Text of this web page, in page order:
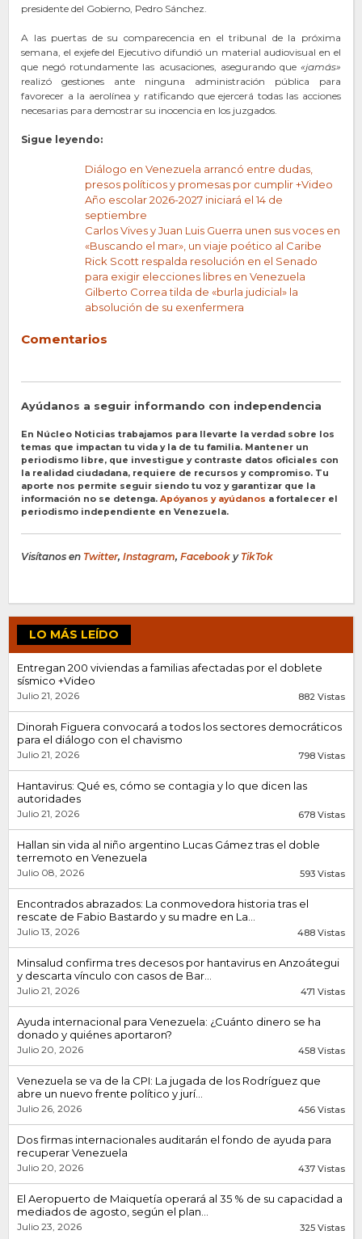
presidente del Gobierno, Pedro Sánchez.
A las puertas de su comparecencia en el tribunal de la próxima
semana, el exjefe del Ejecutivo difundió un material audiovisual en el
que negó rotundamente las acusaciones, asegurando que «jamás»
realizó gestiones ante ninguna administración pública para
favorecer a la aerolínea y ratificando que ejercerá todas las acciones
necesarias para demostrar su inocencia en los juzgados.
Sigue leyendo:
Diálogo en Venezuela arrancó entre dudas,
presos políticos y promesas por cumplir +Video
Año escolar 2026-2027 iniciará el 14 de
septiembre
Carlos Vives y Juan Luis Guerra unen sus voces en
«Buscando el mar», un viaje poético al Caribe
Rick Scott respalda resolución en el Senado
para exigir elecciones libres en Venezuela
Gilberto Correa tilda de «burla judicial» la
absolución de su exenfermera
Comentarios
Ayúdanos a seguir informando con independencia
En Núcleo Noticias trabajamos para llevarte la verdad sobre los
temas que impactan tu vida y la de tu familia. Mantener un
periodismo libre, que investigue y contraste datos oficiales con
la realidad ciudadana, requiere de recursos y compromiso. Tu
aporte nos permite seguir siendo tu voz y garantizar que la
información no se detenga. Apóyanos y ayúdanos a fortalecer el
periodismo independiente en Venezuela.
Visítanos en Twitter, Instagram, Facebook y TikTok
LO MÁS LEÍDO
Entregan 200 viviendas a familias afectadas por el doblete
sísmico +Video
Julio 21, 2026 882 Vistas
Dinorah Figuera convocará a todos los sectores democráticos
para el diálogo con el chavismo
Julio 21, 2026 798 Vistas
Hantavirus: Qué es, cómo se contagia y lo que dicen las
autoridades
Julio 21, 2026 678 Vistas
Hallan sin vida al niño argentino Lucas Gámez tras el doble
terremoto en Venezuela
Julio 08, 2026 593 Vistas
Encontrados abrazados: La conmovedora historia tras el
rescate de Fabio Bastardo y su madre en La...
Julio 13, 2026 488 Vistas
Minsalud confirma tres decesos por hantavirus en Anzoátegui
y descarta vínculo con casos de Bar...
Julio 21, 2026 471 Vistas
Ayuda internacional para Venezuela: ¿Cuánto dinero se ha
donado y quiénes aportaron?
Julio 20, 2026 458 Vistas
Venezuela se va de la CPI: La jugada de los Rodríguez que
abre un nuevo frente político y jurí...
Julio 26, 2026 456 Vistas
Dos firmas internacionales auditarán el fondo de ayuda para
recuperar Venezuela
Julio 20, 2026 437 Vistas
El Aeropuerto de Maiquetía operará al 35 % de su capacidad a
mediados de agosto, según el plan...
Julio 23, 2026 325 Vistas